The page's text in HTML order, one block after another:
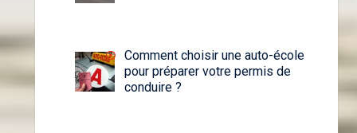
Comment choisir une auto-école
pour préparer votre permis de
conduire ?